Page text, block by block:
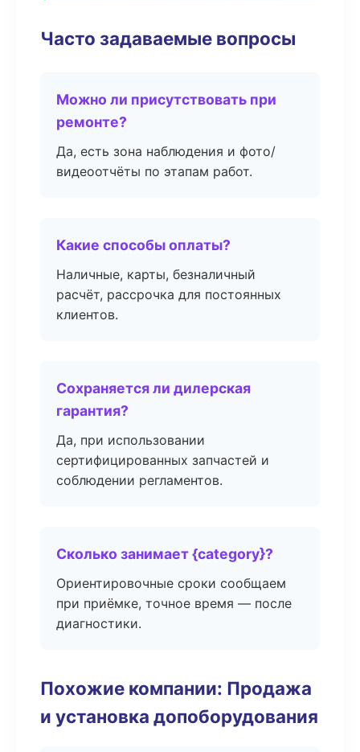
Часто задаваемые вопросы
Можно ли присутствовать при
ремонте?
Да, есть зона наблюдения и фото/
видеоотчёты по этапам работ.
Какие способы оплаты?
Наличные, карты, безналичный
расчёт, рассрочка для постоянных
клиентов.
Сохраняется ли дилерская
гарантия?
Да, при использовании
сертифицированных запчастей и
соблюдении регламентов.
Сколько занимает {category}?
Ориентировочные сроки сообщаем
при приёмке, точное время — после
диагностики.
Похожие компании: Продажа
и установка допоборудования